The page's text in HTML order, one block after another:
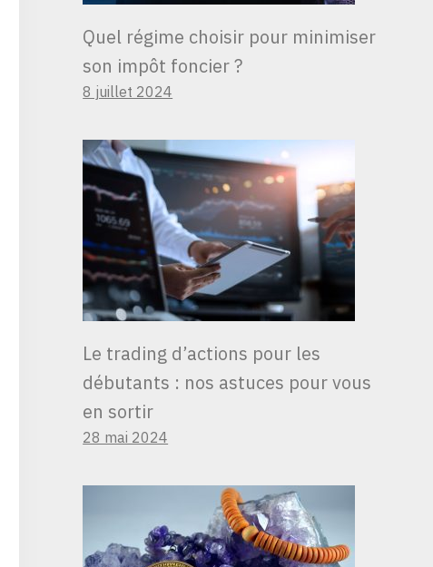
Quel régime choisir pour minimiser
son impôt foncier ?
8 juillet 2024
Le trading d’actions pour les
débutants : nos astuces pour vous
en sortir
28 mai 2024